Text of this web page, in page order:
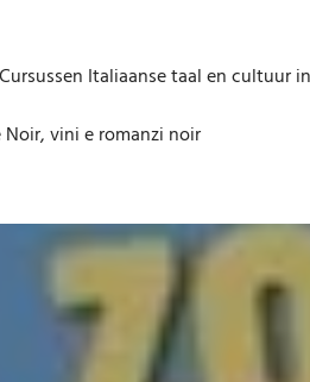
Cursussen Italiaanse taal en cultuur
Noir, vini e romanzi noir